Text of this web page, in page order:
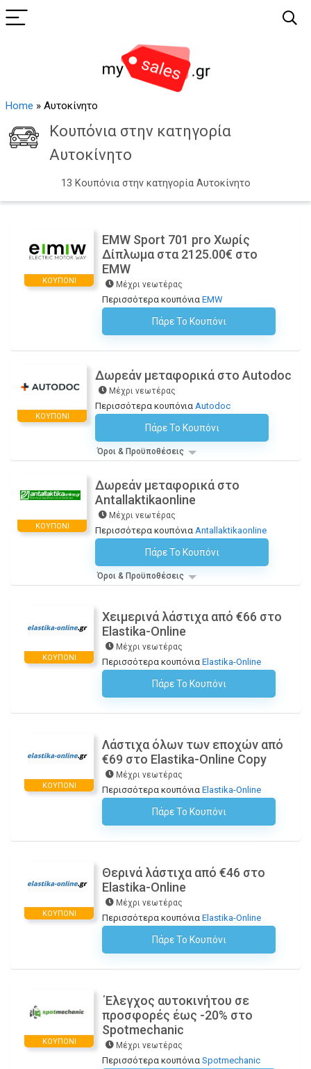
Home » Αυτοκίνητο
Κουπόνια στην κατηγορία
Αυτοκίνητο
13 Κουπόνια στην κατηγορία Αυτοκίνητο
ΚΟΥΠΌΝΙ
EMW Sport 701 pro Χωρίς
Δίπλωμα στα 2125.00€ στο
EMW
Μέχρι νεωτέρας
Περισσότερα κουπόνια EMW
Πάρε Το Κουπόνι
ΚΟΥΠΌΝΙ
Δωρεάν μεταφορικά στο Autodoc
Μέχρι νεωτέρας
Περισσότερα κουπόνια Autodoc
Πάρε Το Κουπόνι
Όροι & Προϋποθέσεις
ΚΟΥΠΌΝΙ
Δωρεάν μεταφορικά στο
Antallaktikaonline
Μέχρι νεωτέρας
Περισσότερα κουπόνια Antallaktikaonline
Πάρε Το Κουπόνι
Όροι & Προϋποθέσεις
ΚΟΥΠΌΝΙ
Χειμερινά λάστιχα από €66 στο
Elastika-Online
Μέχρι νεωτέρας
Περισσότερα κουπόνια Elastika-Online
Πάρε Το Κουπόνι
ΚΟΥΠΌΝΙ
Λάστιχα όλων των εποχών από
€69 στο Elastika-Online Copy
Μέχρι νεωτέρας
Περισσότερα κουπόνια Elastika-Online
Πάρε Το Κουπόνι
ΚΟΥΠΌΝΙ
Θερινά λάστιχα από €46 στο
Elastika-Online
Μέχρι νεωτέρας
Περισσότερα κουπόνια Elastika-Online
Πάρε Το Κουπόνι
ΚΟΥΠΌΝΙ
΄Eλεγχος αυτοκινήτου σε
προσφορές έως -20% στο
Spotmechanic
Μέχρι νεωτέρας
Περισσότερα κουπόνια Spotmechanic